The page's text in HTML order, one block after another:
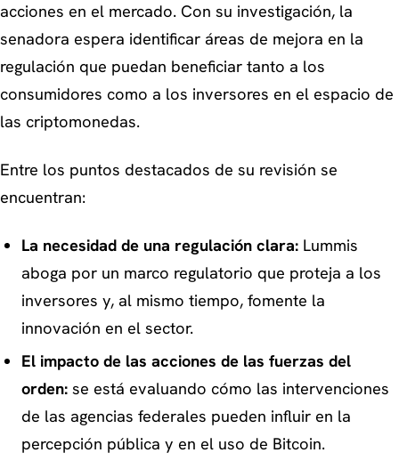
acciones en el mercado. Con su investigación, la
senadora espera identificar áreas de mejora en la
regulación que puedan beneficiar tanto a los
consumidores como a los inversores en el espacio de
las criptomonedas.
Entre los puntos destacados de su revisión se
encuentran:
La necesidad de una regulación clara:Lummis
aboga por un marco regulatorio que proteja a los
inversores y, al mismo tiempo, fomente la
innovación en el sector.
El impacto de las acciones de las fuerzas del
orden:se está evaluando cómo las intervenciones
de las agencias federales pueden influir en la
percepción pública y en el uso de Bitcoin.